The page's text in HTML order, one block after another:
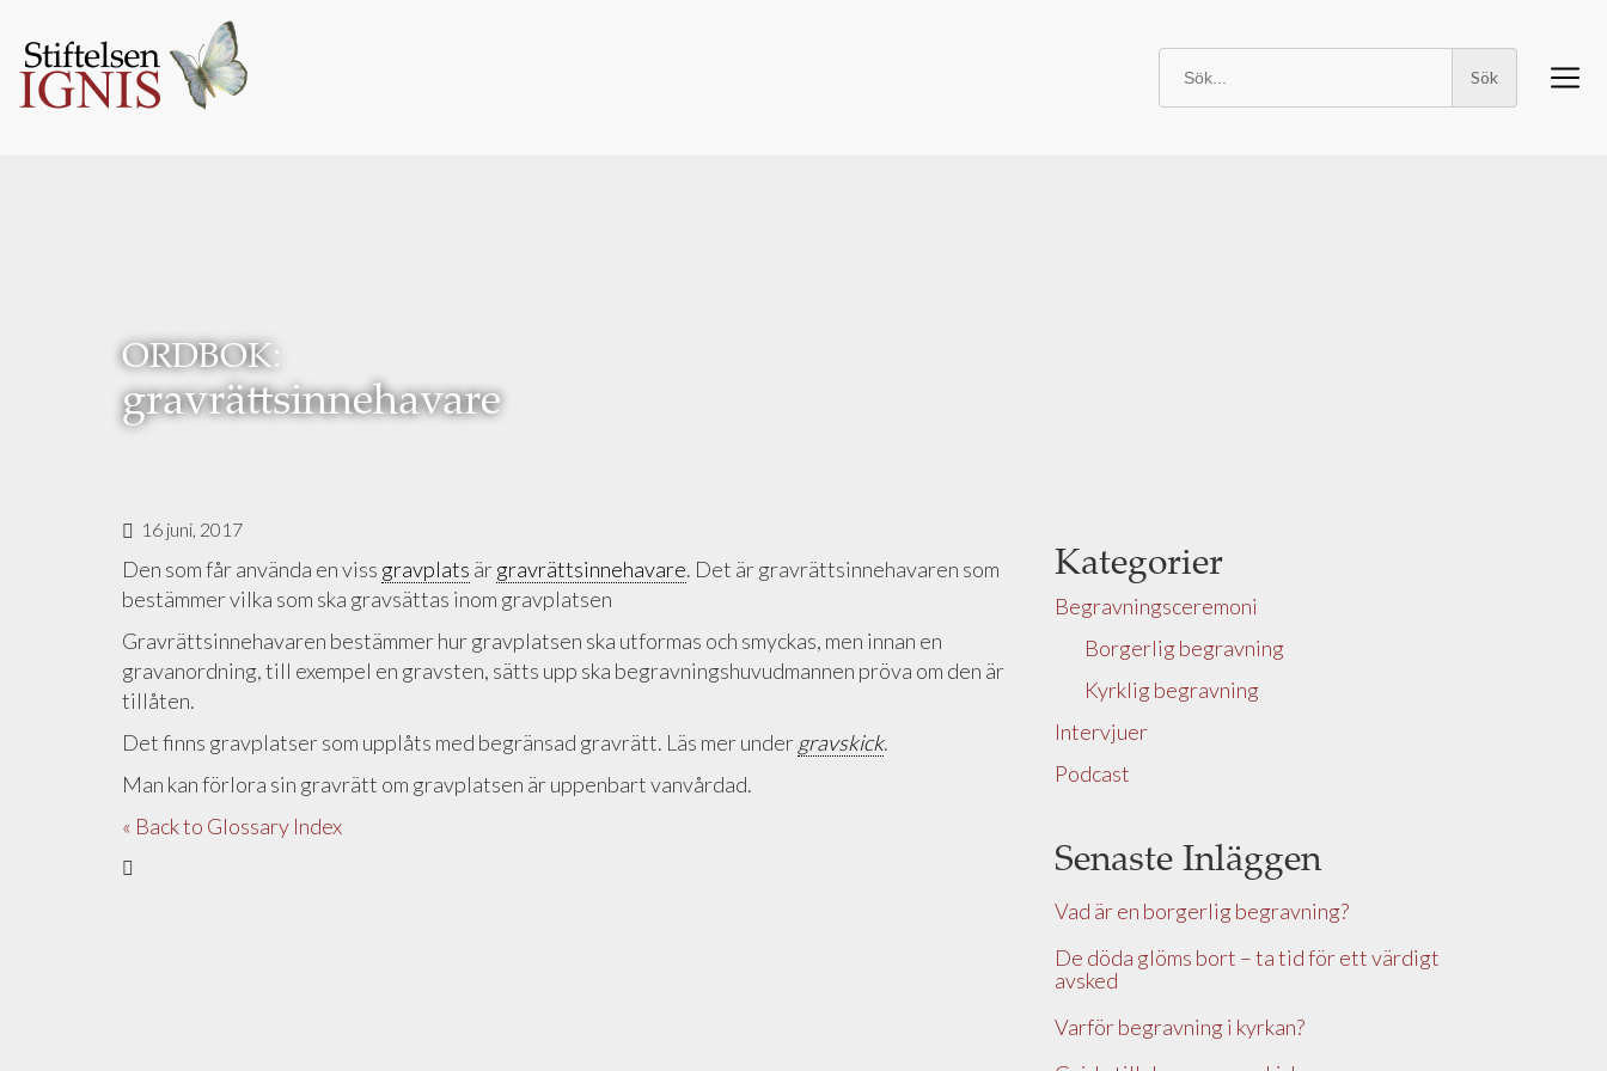
Sök
efter:
ORDBOK:
gravrättsinnehavare
16 juni, 2017
Den som får använda en viss gravplats ärgravrättsinnehavare. Det är gravrättsinnehavaren som
bestämmer vilka som ska gravsättas inom gravplatsen
Gravrättsinnehavaren bestämmer hur gravplatsen ska utformas och smyckas, men innan en
gravanordning, till exempel en gravsten, sätts upp ska begravningshuvudmannen pröva om den är
tillåten.
Det finns gravplatser som upplåts med begränsad gravrätt. Läs mer under gravskick.
Man kan förlora sin gravrätt om gravplatsen är uppenbart vanvårdad.
« Back to Glossary Index
Kategorier
Begravningsceremoni
Borgerlig begravning
Kyrklig begravning
Intervjuer
Podcast
Senaste Inläggen
Vad är en borgerlig begravning?
De döda glöms bort – ta tid för ett värdigt
avsked
Varför begravning i kyrkan?